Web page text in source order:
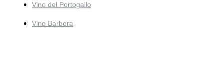
Vino del Portogallo
Vino Barbera